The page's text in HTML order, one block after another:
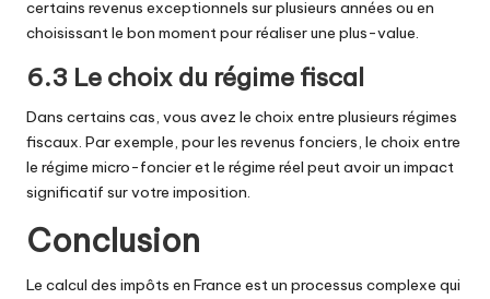
certains revenus exceptionnels sur plusieurs années ou en
choisissant le bon moment pour réaliser une plus-value.
6.3 Le choix du régime fiscal
Dans certains cas, vous avez le choix entre plusieurs régimes
fiscaux. Par exemple, pour les revenus fonciers, le choix entre
le régime micro-foncier et le régime réel peut avoir un impact
significatif sur votre imposition.
Conclusion
Le calcul des impôts en France est un processus complexe qui